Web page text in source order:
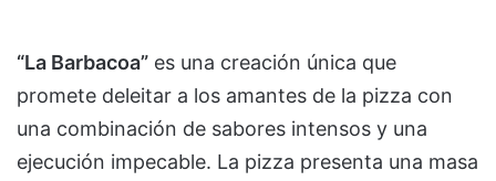
“La Barbacoa” es una creación única que
promete deleitar a los amantes de la pizza con
una combinación de sabores intensos y una
ejecución impecable. La pizza presenta una masa